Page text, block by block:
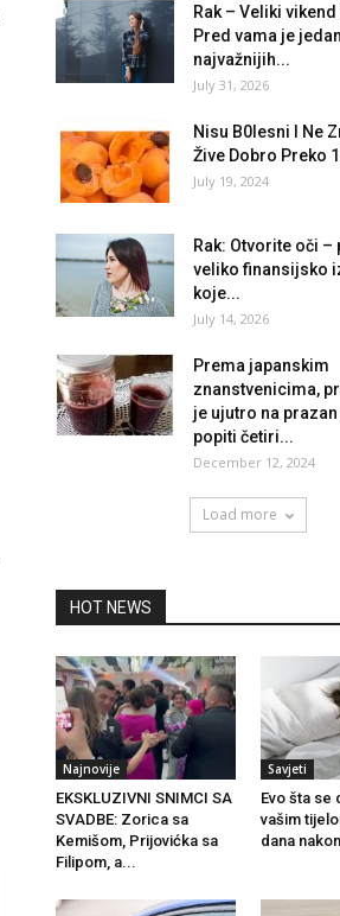
Rak – Veliki
Pred vama je
najvažnijih...
July 31, 2026
Nisu B0lesni I Ne
Žive Dobro Preko
July 19, 2024
Rak: Otvorite oči –
veliko finansijsko
koje...
July 14, 2026
Prema japanskim
znanstvenicima,
je ujutro na
popiti četiri...
December 12, 2024
Load more
HOT NEWS
Najnovije
EKSKLUZIVNI SNIMCI SA
SVADBE: Zorica sa
Kemišom, Prijovićka sa
Filipom, a...
Savjeti
Evo šta se
vašim
dana